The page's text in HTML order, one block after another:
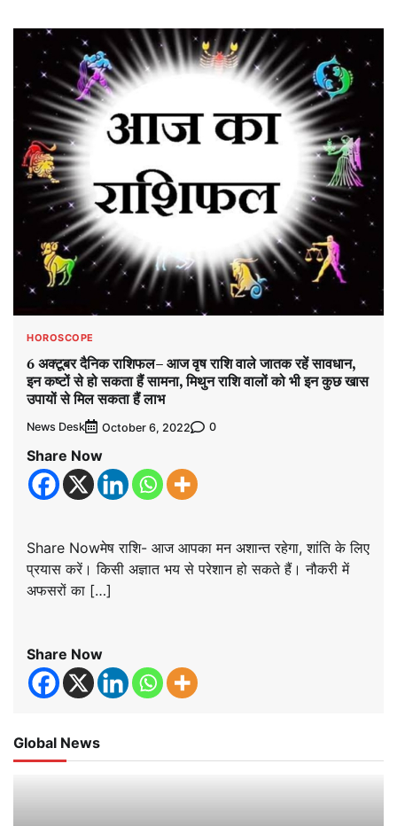
HOROSCOPE
6 अक्टूबर दैनिक राशिफल– आज वृष राशि वाले जातक रहें सावधान,
इन कष्टों से हो सकता हैं सामना, मिथुन राशि वालों को भी इन कुछ खास
उपायों से मिल सकता हैं लाभ
News Desk October 6, 2022 0
Share Now
Share Nowमेष राशि- आज आपका मन अशान्त रहेगा, शांति के लिए
प्रयास करें। किसी अज्ञात भय से परेशान हो सकते हैं। नौकरी में
अफसरों का […]
Share Now
Global News